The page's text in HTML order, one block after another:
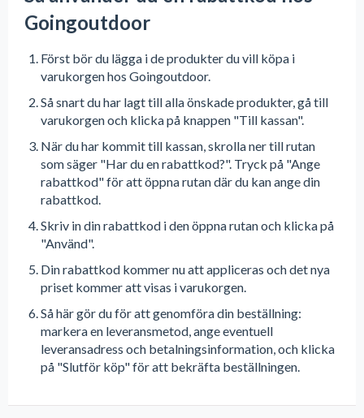
Goingoutdoor
Först bör du lägga i de produkter du vill köpa i
varukorgen hos Goingoutdoor.
Så snart du har lagt till alla önskade produkter, gå till
varukorgen och klicka på knappen "Till kassan".
När du har kommit till kassan, skrolla ner till rutan
som säger "Har du en rabattkod?". Tryck på "Ange
rabattkod" för att öppna rutan där du kan ange din
rabattkod.
Skriv in din rabattkod i den öppna rutan och klicka på
"Använd".
Din rabattkod kommer nu att appliceras och det nya
priset kommer att visas i varukorgen.
Så här gör du för att genomföra din beställning:
markera en leveransmetod, ange eventuell
leveransadress och betalningsinformation, och klicka
på "Slutför köp" för att bekräfta beställningen.